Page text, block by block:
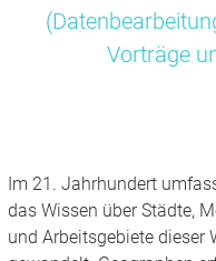
Vorträge
Im 21. Jahrhundert
das Wissen über Städte,
und Arbeitsgebiete dieser